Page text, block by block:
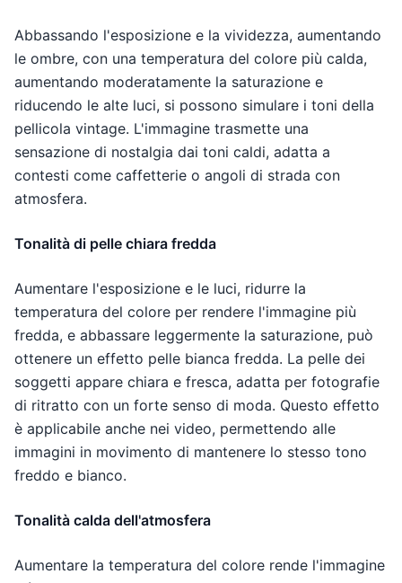
Abbassando l'esposizione e la vividezza, aumentando
le ombre, con una temperatura del colore più calda,
aumentando moderatamente la saturazione e
riducendo le alte luci, si possono simulare i toni della
pellicola vintage. L'immagine trasmette una
sensazione di nostalgia dai toni caldi, adatta a
contesti come caffetterie o angoli di strada con
atmosfera.
Tonalità di pelle chiara fredda
Aumentare l'esposizione e le luci, ridurre la
temperatura del colore per rendere l'immagine più
fredda, e abbassare leggermente la saturazione, può
ottenere un effetto pelle bianca fredda. La pelle dei
soggetti appare chiara e fresca, adatta per fotografie
di ritratto con un forte senso di moda. Questo effetto
è applicabile anche nei video, permettendo alle
immagini in movimento di mantenere lo stesso tono
freddo e bianco.
Tonalità calda dell'atmosfera
Aumentare la temperatura del colore rende l'immagine